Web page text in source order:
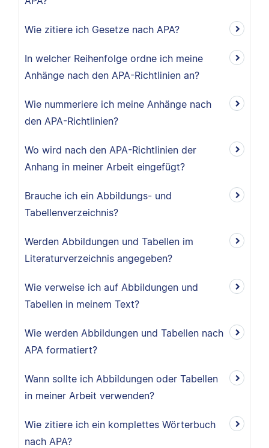
Wie zitiere ich Gesetze nach APA?
In welcher Reihenfolge ordne ich meine
Anhänge nach den APA-Richtlinien an?
Wie nummeriere ich meine Anhänge nach
den APA-Richtlinien?
Wo wird nach den APA-Richtlinien der
Anhang in meiner Arbeit eingefügt?
Brauche ich ein Abbildungs- und
Tabellenverzeichnis?
Werden Abbildungen und Tabellen im
Literaturverzeichnis angegeben?
Wie verweise ich auf Abbildungen und
Tabellen in meinem Text?
Wie werden Abbildungen und Tabellen nach
APA formatiert?
Wann sollte ich Abbildungen oder Tabellen
in meiner Arbeit verwenden?
Wie zitiere ich ein komplettes Wörterbuch
nach APA?